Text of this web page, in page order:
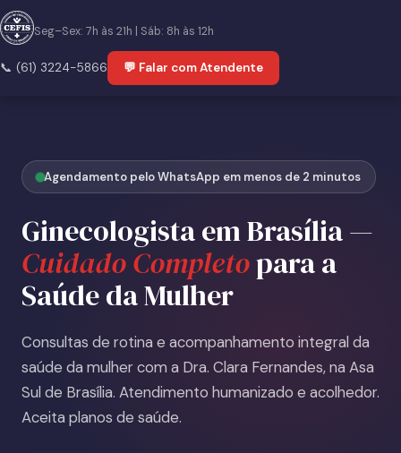
Seg–Sex: 7h às 21h | Sáb: 8h às 12h
📞 (61) 3224-5866 💬 Falar com Atendente
Agendamento pelo WhatsApp em menos de 2 minutos
Ginecologista em Brasília —
Cuidado Completopara a
Saúde da Mulher
Consultas de rotina e acompanhamento integral da
saúde da mulher com a Dra. Clara Fernandes, na Asa
Sul de Brasília. Atendimento humanizado e acolhedor.
Aceita planos de saúde.